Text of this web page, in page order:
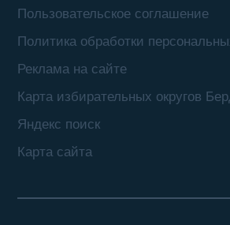
Пользовательское соглашение
Политика обработки
Реклама на сайте
Карта избирательных округов
Яндекс поиск
Карта сайта